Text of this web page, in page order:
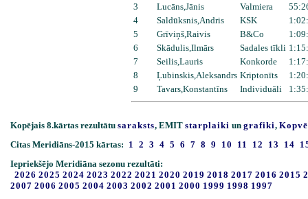
3
Lucāns,Jānis Valmiera
4
Saldūksnis,Andris KSK
5
Grīviņš,Raivis B&Co
6
Skādulis,Ilmārs Sadales tīkli
7
Seilis,Lauris Konkorde
8
Ļubinskis,Aleksandrs Kriptonīts
9
Tavars,Konstantīns Individuāli
Kopējais 8.kārtas rezultātu saraksts, EMIT starplaiki un grafiki,
Citas Meridiāns-2015 kārtas: 1 2 3 4 5 6 7 8 9 10 11 12 13 14
Iepriekšējo Meridiāna sezonu rezultāti:
2026 2025 2024 2023 2022 2021 2020 2019 2018 2017 2016 2015
2007 2006 2005 2004 2003 2002 2001 2000 1999 1998 1997